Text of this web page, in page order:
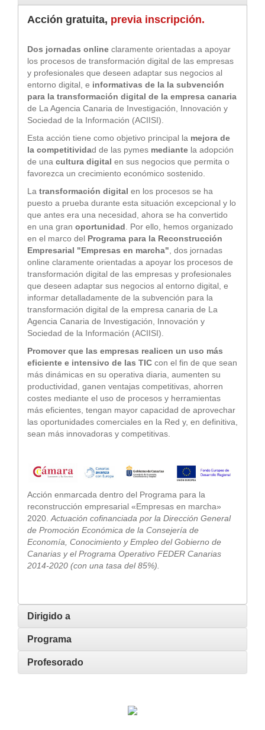
Acción gratuita, previa inscripción.
Dos jornadas online claramente orientadas a apoyar
los procesos de transformación digital de las empresas
y profesionales que deseen adaptar sus negocios al
entorno digital, e informativas de la la subvención
para la transformación digital de la empresa canaria
de La Agencia Canaria de Investigación, Innovación y
Sociedad de la Información (ACIISI).
Esta acción tiene como objetivo principal la mejora de
la competitividad de las pymes mediante la adopción
de una cultura digital en sus negocios que permita o
favorezca un crecimiento económico sostenido.
La transformación digital en los procesos se ha
puesto a prueba durante esta situación excepcional y lo
que antes era una necesidad, ahora se ha convertido
en una gran oportunidad . Por ello, hemos organizado
en el marco del Programa para la Reconstrucción
Empresarial "Empresas en marcha" , dos jornadas
online claramente orientadas a apoyar los procesos de
transformación digital de las empresas y profesionales
que deseen adaptar sus negocios al entorno digital, e
informar detalladamente de la subvención para la
transformación digital de la empresa canaria de La
Agencia Canaria de Investigación, Innovación y
Sociedad de la Información (ACIISI).
Promover que las empresas realicen un uso más
eficiente e intensivo de las TIC con el fin de que sean
más dinámicas en su operativa diaria, aumenten su
productividad, ganen ventajas competitivas, ahorren
costes mediante el uso de procesos y herramientas
más eficientes, tengan mayor capacidad de aprovechar
las oportunidades comerciales en la Red y, en definitiva,
sean más innovadoras y competitivas.
Acción enmarcada dentro del Programa para la
reconstrucción empresarial «Empresas en marcha»
2020. Actuación cofinanciada por la Dirección General
de Promoción Económica de la Consejería de
Economía, Conocimiento y Empleo del Gobierno de
Canarias y el Programa Operativo FEDER Canarias
2014-2020 (con una tasa del 85%).
Dirigido a
Programa
Profesorado